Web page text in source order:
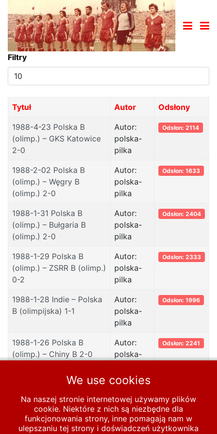
Filtry
Pokaż
#
Tytuł Autor Odsłony
1988-4-23 Polska B
(olimp.) – GKS Katowice
2-0
Autor:
polska-
pilka
Odsłon: 2114
1988-2-02 Polska B
(olimp.) – Węgry B
(olimp.) 2-0
Autor:
polska-
pilka
Odsłon: 1633
1988-1-31 Polska B
(olimp.) – Bułgaria B
(olimp.) 2-0
Autor:
polska-
pilka
Odsłon: 2404
1988-1-29 Polska B
(olimp.) – ZSRR B (olimp.)
0-2
Autor:
polska-
pilka
Odsłon: 2333
1988-1-28 Indie – Polska
B (olimpijska) 1-1
Autor:
polska-
pilka
Odsłon: 1996
1988-1-26 Polska B
(olimp.) – Chiny B 2-0
Autor:
polska-
Odsłon: 2241
1988-3-30 Polska B
(olimp.) - Rumunia B
(olimp.) 1-0
Autor:
polska-
pilka
We use cookies
Na naszej stronie internetowej używamy plików
cookie. Niektóre z nich są niezbędne dla
funkcjonowania strony, inne pomagają nam w
ulepszaniu tej strony i doświadczeń użytkownika